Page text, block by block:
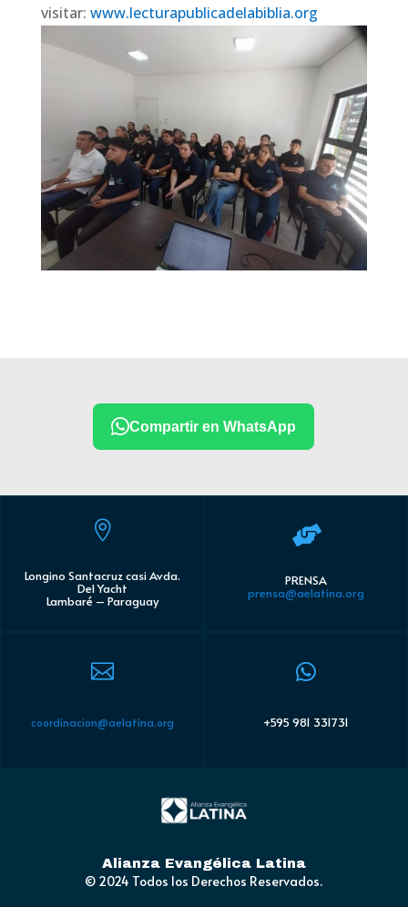
visitar: www.lecturapublicadelabiblia.org
Compartir en WhatsApp

Longino Santacruz casi Avda.
Del Yacht
Lambaré – Paraguay

coordinacion@aelatina.org

PRENSA
prensa@aelatina.org

+595 981 331731
Alianza Evangélica Latina
© 2024 Todos los Derechos Reservados.